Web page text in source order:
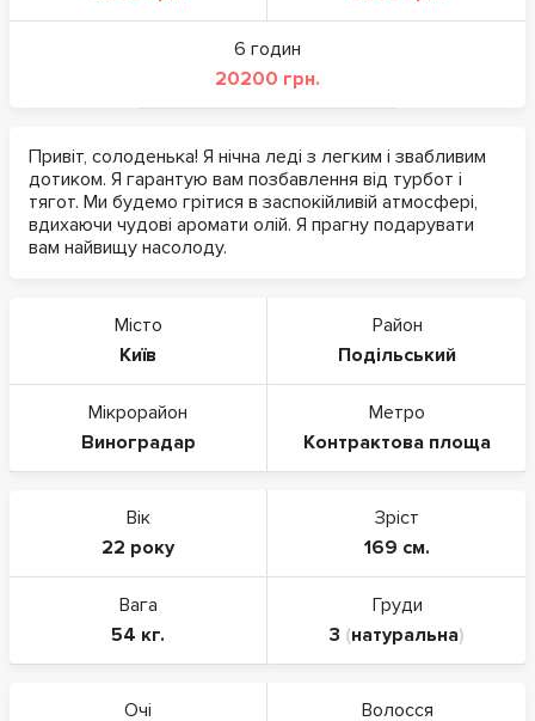
6 годин
20200 грн.
Привіт, солоденька! Я нічна леді з легким і звабливим
дотиком. Я гарантую вам позбавлення від турбот і
тягот. Ми будемо грітися в заспокійливій атмосфері,
вдихаючи чудові аромати олій. Я прагну подарувати
вам найвищу насолоду.
Місто
Київ
Район
Подільський
Мікрорайон
Виноградар
Метро
Контрактова площа
Вік
22 року
Зріст
169 см.
Вага
54 кг.
Груди
3 (натуральна)
Очі Волосся